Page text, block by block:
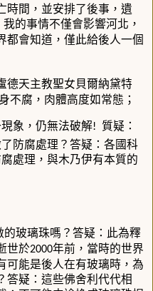
時間，並安排了後事，遺
的事情不僅會影響河北，
都會知道，僅此給後人一個
德天主教聖女貝爾納黛特
不腐，肉體高度如常態；
象，仍無法破解!
質疑：
防腐處理？答疑：各國科
處理，與木乃伊有本質的
的玻璃珠嗎？答疑：此為釋
世於2000年前，當時的世界
可能是後人在有玻璃時，為
答疑：這些佛舍利代代相